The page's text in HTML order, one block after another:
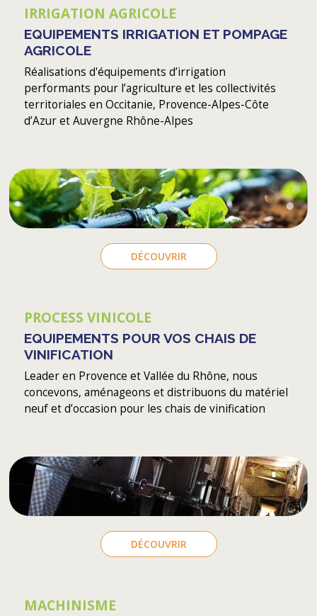
IRRIGATION AGRICOLE
EQUIPEMENTS IRRIGATION ET POMPAGE
AGRICOLE
Réalisations d'équipements d’irrigation
performants pour l’agriculture et les collectivités
territoriales en Occitanie, Provence-Alpes-Côte
d’Azur et Auvergne Rhône-Alpes
DÉCOUVRIR
PROCESS VINICOLE
EQUIPEMENTS POUR VOS CHAIS DE
VINIFICATION
Leader en Provence et Vallée du Rhône, nous
concevons, aménageons et distribuons du matériel
neuf et d’occasion pour les chais de vinification
DÉCOUVRIR
MACHINISME